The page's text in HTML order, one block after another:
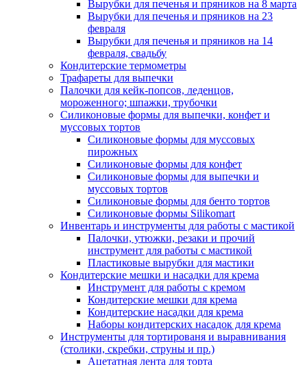
Вырубки для печенья и пряников на 8 марта
Вырубки для печенья и пряников на 23
февраля
Вырубки для печенья и пряников на 14
февраля, свадьбу
Кондитерские термометры
Трафареты для выпечки
Палочки для кейк-попсов, леденцов,
мороженного; шпажки, трубочки
Силиконовые формы для выпечки, конфет и
муссовых тортов
Силиконовые формы для муссовых
пирожных
Силиконовые формы для конфет
Силиконовые формы для выпечки и
муссовых тортов
Силиконовые формы для бенто тортов
Силиконовые формы Silikomart
Инвентарь и инструменты для работы с мастикой
Палочки, утюжки, резаки и прочий
инструмент для работы с мастикой
Пластиковые вырубки для мастики
Кондитерские мешки и насадки для крема
Инструмент для работы с кремом
Кондитерские мешки для крема
Кондитерские насадки для крема
Наборы кондитерских насадок для крема
Инструменты для тортированя и выравнивания
(столики, скребки, струны и пр.)
Ацетатная лента для торта